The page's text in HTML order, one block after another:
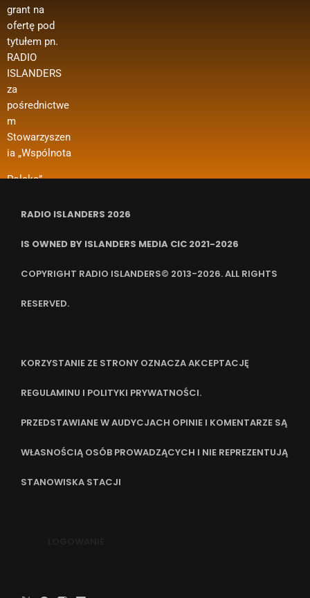
grant na
ofertę pod
tytułem pn.
RADIO
ISLANDERS
za
pośrednictwe
m
Stowarzyszen
ia „Wspólnota
Spraw
Zagranicznyc
h w ramach
konkursu
„Polonia i
Polacy za
Granicą 2024
RADIO ISLANDERS 2026
IS OWNED BY ISLANDERS MEDIA CIC 2021-2026
COPYRIGHT RADIO ISLANDERS© 2013-2026. ALL RIGHTS
RESERVED.
KORZYSTANIE ZE STRONY OZNACZA AKCEPTACJĘ
REGULAMINU I POLITYKI PRYWATNOŚCI.
PRZEDSTAWIANE W AUDYCJACH OPINIE I KOMENTARZE SĄ
WŁASNOŚCIĄ OSÓB PROWADZĄCYCH I NIE REPREZENTUJĄ
STANOWISKA STACJI